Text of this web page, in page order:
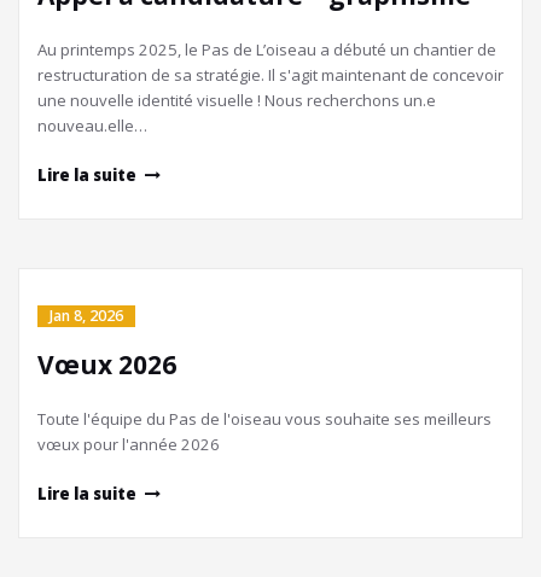
Au printemps 2025, le Pas de L’oiseau a débuté un chantier de
restructuration de sa stratégie. Il s'agit maintenant de concevoir
une nouvelle identité visuelle ! Nous recherchons un.e
nouveau.elle…
Lire la suite
Jan 8, 2026
Vœux 2026
Toute l'équipe du Pas de l'oiseau vous souhaite ses meilleurs
vœux pour l'année 2026
Lire la suite